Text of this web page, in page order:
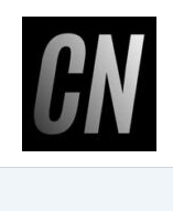
contenido